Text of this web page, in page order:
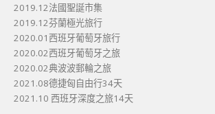
2019.12法國聖誕市集
2019.12芬蘭極光旅行
2020.01西班牙葡萄牙旅行
2020.02西班牙葡萄牙之旅
2020.02典波波郵輪之旅
2021.08德捷匈自由行34天
2021.10 西班牙深度之旅14天